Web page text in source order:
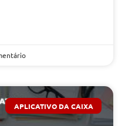
APLICATIVO DA CAIXA